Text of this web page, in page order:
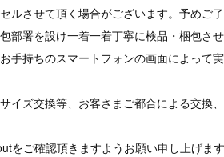
ルさせて頂く場合がございます。予めご了
部署を設け一着一着丁寧に検品・梱包さ
手持ちのスマートフォンの画面によって
イズ交換等、お客さまご都合による交換
をご確認頂きますようお願い申し上げます